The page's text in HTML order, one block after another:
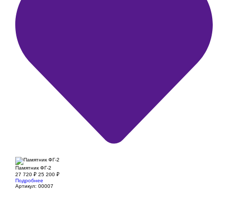
Памятник ФГ-2
27 720 ₽ 25 200 ₽
Подробнее
Артикул: 00007